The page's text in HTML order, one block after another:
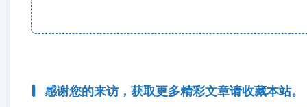
感谢您的来访，获取更多精彩文章请收藏本站。